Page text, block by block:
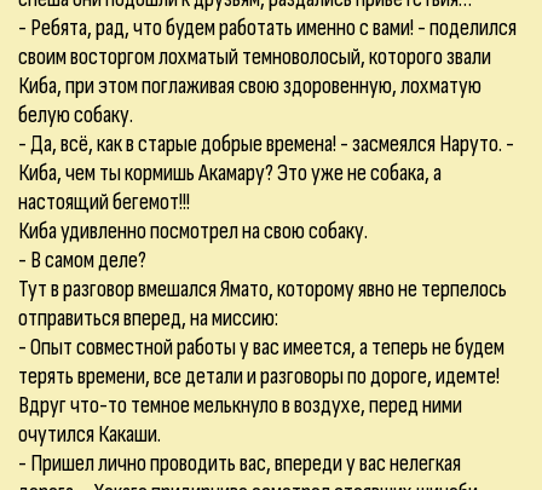
- Ребята, рад, что будем работать именно с вами! - поделился
своим восторгом лохматый темноволосый, которого звали
Киба, при этом поглаживая свою здоровенную, лохматую
белую собаку.
- Да, всё, как в старые добрые времена! - засмеялся Наруто. -
Киба, чем ты кормишь Акамару? Это уже не собака, а
настоящий бегемот!!!
Киба удивленно посмотрел на свою собаку.
- В самом деле?
Тут в разговор вмешался Ямато, которому явно не терпелось
отправиться вперед, на миссию:
- Опыт совместной работы у вас имеется, а теперь не будем
терять времени, все детали и разговоры по дороге, идемте!
Вдруг что-то темное мелькнуло в воздухе, перед ними
очутился Какаши.
- Пришел лично проводить вас, впереди у вас нелегкая